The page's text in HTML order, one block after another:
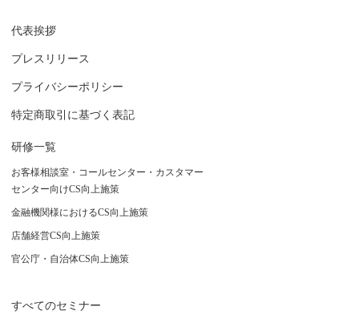
代表挨拶
プレスリリース
プライバシーポリシー
特定商取引に基づく表記
研修一覧
お客様相談室・コールセンター・カスタマー
センター向けCS向上施策
金融機関様におけるCS向上施策
店舗経営CS向上施策
官公庁・自治体CS向上施策
すべてのセミナー